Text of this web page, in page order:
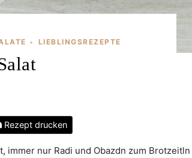
• LIEBLINGSREZEPTE
Rezept drucken
immer nur Radi und Obazdn zum Brotzeitln